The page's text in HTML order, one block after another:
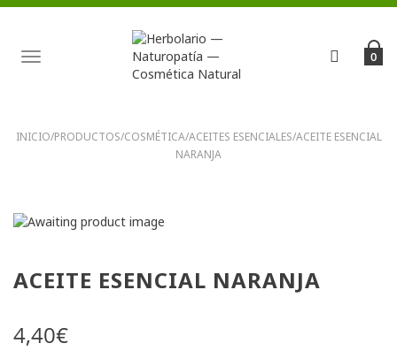
TOGGLE
NAVIGATION
0
INICIO/PRODUCTOS/COSMÉTICA/ACEITES ESENCIALES/ACEITE ESENCIAL
NARANJA
ACEITE ESENCIAL NARANJA
4,40€